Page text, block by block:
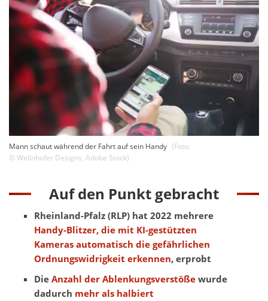
Mann schaut während der Fahrt auf sein Handy (Foto:
© Wellnhofer Designs, Adobe Stock)
Auf den Punkt gebracht
Rheinland-Pfalz (RLP) hat 2022 mehrere
Handy-Blitzer, die mit KI-gestützten
Kameras automatisch die gefährlichen
Ordnungswidrigkeit erkennen, erprobt
DieAnzahl der Ablenkungsverstößewurde
dadurch mehr als halbiert